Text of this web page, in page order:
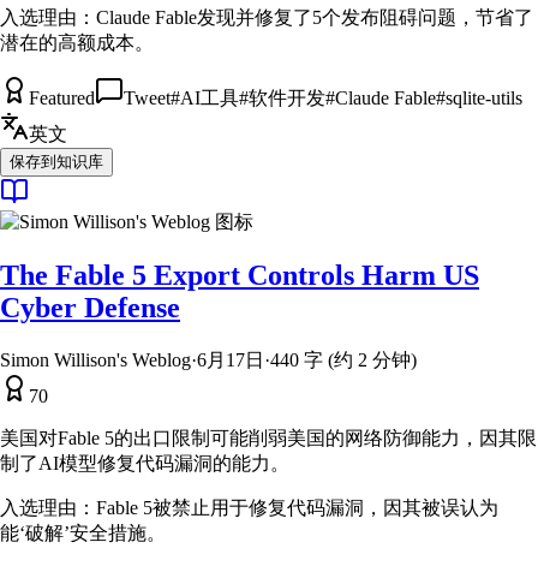
入选理由： Claude Fable发现并修复了5个发布阻碍问题，节省了
潜在的高额成本。
Featured Tweet#AI工具#软件开发#Claude Fable#sqlite-utils
英文
保存到知识库
The Fable 5 Export Controls Harm US
Cyber Defense
Simon Willison's Weblog·6月17日 ·440 字 (约 2 分钟)
70
美国对Fable 5的出口限制可能削弱美国的网络防御能力，因其限
制了AI模型修复代码漏洞的能力。
入选理由： Fable 5被禁止用于修复代码漏洞，因其被误认为
能‘破解’安全措施。